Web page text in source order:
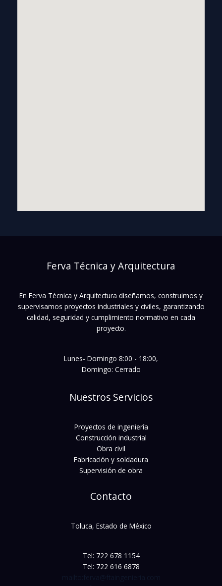
Ferva Técnica y Arquitectura
En Ferva Técnica y Arquitectura diseñamos, construimos y
supervisamos proyectos industriales y civiles, garantizando
calidad, seguridad y cumplimiento normativo en cada
proyecto.
Lunes- Domingo 8:00 - 18:00,
Domingo: Cerrado
Nuestros Servicios
Proyectos de ingeniería
Construcción industrial
Obra civil
Fabricación y soldadura
Supervisión de obra
Contacto
Toluca, Estado de México
Tel: 722 678 1154
Tel: 722 616 6878